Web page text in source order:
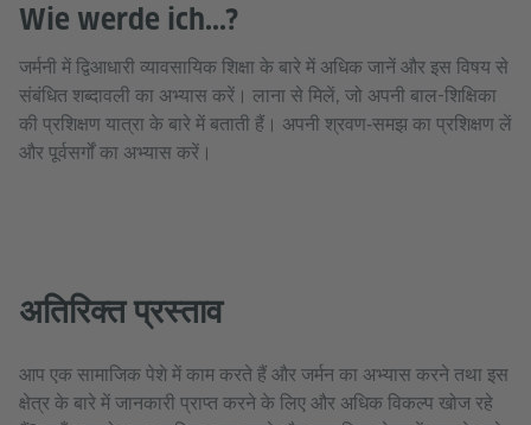
Wie werde ich...?
जर्मनी में द्विआधारी व्यावसायिक शिक्षा के बारे में अधिक जानें और इस विषय से
संबंधित शब्दावली का अभ्यास करें। लाना से मिलें, जो अपनी बाल-शिक्षिका
की प्रशिक्षण यात्रा के बारे में बताती हैं। अपनी श्रवण‑समझ का प्रशिक्षण लें
और पूर्वसर्गों का अभ्यास करें।
अतिरिक्त प्रस्ताव
आप एक सामाजिक पेशे में काम करते हैं और जर्मन का अभ्यास करने तथा इस
क्षेत्र के बारे में जानकारी प्राप्त करने के लिए और अधिक विकल्प खोज रहे